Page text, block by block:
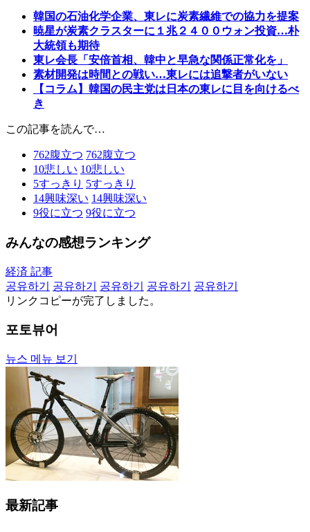
韓国の石油化学企業、東レに炭素繊維での協力を提案
暁星が炭素クラスターに１兆２４００ウォン投資…朴
大統領も期待
東レ会長「安倍首相、韓中と早急な関係正常化を」
素材開発は時間との戦い…東レには追撃者がいない
【コラム】韓国の民主党は日本の東レに目を向けるべ
き
この記事を読んで…
762腹立つ 762腹立つ
10悲しい 10悲しい
5すっきり 5すっきり
14興味深い 14興味深い
9役に立つ 9役に立つ
みんなの感想ランキング
経済 記事
공유하기
공유하기 공유하기 공유하기
공유하기
リンクコピーが完了しました。
포토뷰어
뉴스 메뉴 보기
最新記事